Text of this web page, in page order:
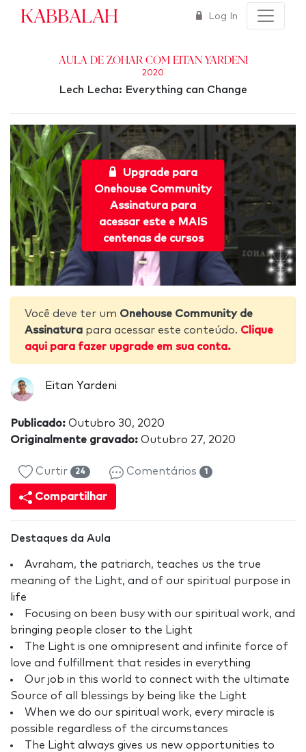
Kabbalah Log In
Aula de Zohar com Eitan Yardeni
2020
Lech Lecha: Everything can Change
Upgrade para
Onehouse Community
Assinatura para
acessar este e MAIS
centenas de cursos
Você deve ter um Onehouse Community de
Assinatura para acessar este conteúdo. Clique
aqui para fazer upgrade em sua conta.
Eitan Yardeni
Publicado: Outubro 30, 2020
Originalmente gravado: Outubro 27, 2020
Curtir 24 Comentários 1
Compartilhar
Destaques da Aula
Avraham, the patriarch, teaches us the true
meaning of the Light, and of our spiritual purpose in
life
Focusing on been busy with our spiritual work, and
bringing people closer to the Light
The Light is one omnipresent and infinite force of
love and fulfillment that resides in everything
Our job in this world to connect with the ultimate
Source of all blessings by being like the Light
When we do our spiritual work, every miracle is
possible regardless of the circumstances
The Light always gives us new opportunities to